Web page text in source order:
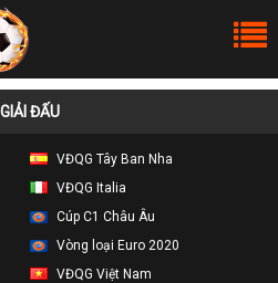
GIẢI ĐẤU
VĐQG Tây Ban Nha
VĐQG Italia
Cúp C1 Châu Âu
Vòng loại Euro 2020
VĐQG Việt Nam